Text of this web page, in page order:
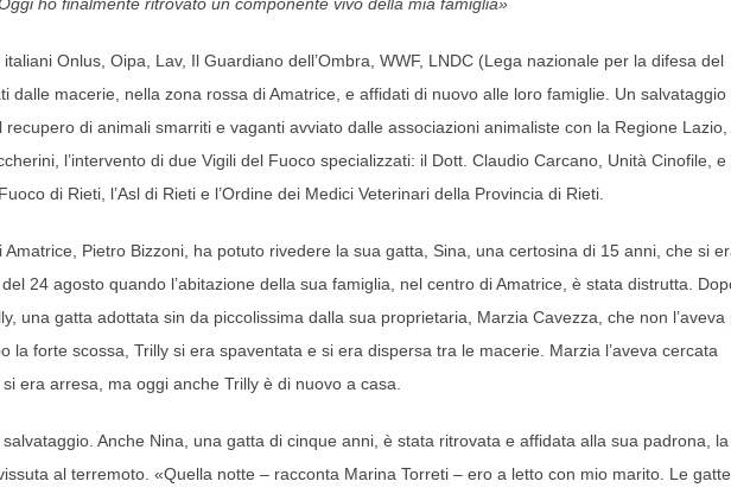
Onlus, Oipa, Lav, Il Guardiano dell’Ombra, WWF, LNDC (Lega nazionale per la difesa del
dalle macerie, nella zona rossa di Amatrice, e affidati di nuovo alle loro famiglie. Un salvataggio
di animali smarriti e vaganti avviato dalle associazioni animaliste con la Regione Lazio,
l’intervento di due Vigili del Fuoco specializzati: il Dott. Claudio Carcano, Unità Cinofile, e
di Rieti, l’Asl di Rieti e l’Ordine dei Medici Veterinari della Provincia di Rieti.
Pietro Bizzoni, ha potuto rivedere la sua gatta, Sina, una certosina di 15 anni, che si
24 agosto quando l’abitazione della sua famiglia, nel centro di Amatrice, è stata distrutta.
una gatta adottata sin da piccolissima dalla sua proprietaria, Marzia Cavezza, che non l’aveva
la forte scossa, Trilly si era spaventata e si era dispersa tra le macerie. Marzia l’aveva cercata
era arresa, ma oggi anche Trilly è di nuovo a casa.
salvataggio. Anche Nina, una gatta di cinque anni, è stata ritrovata e affidata alla sua padrona, la
al terremoto. «Quella notte – racconta Marina Torreti – ero a letto con mio marito. Le